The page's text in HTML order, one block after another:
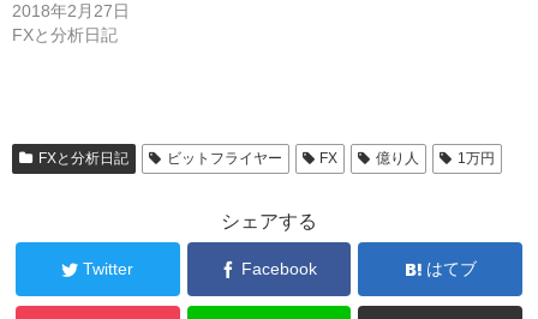
2018年2月27日
FXと分析日記
FXと分析日記 ビットフライヤー FX 億り人 1万円
シェアする
Twitter Facebook はてブ